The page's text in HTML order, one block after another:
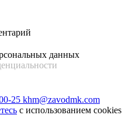
данных
25 khm@zavodmk.com
с использованием cookies